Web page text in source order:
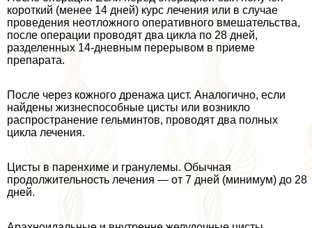
короткий (менее 14 дней) курс лечения или в случае
проведения неотложного оперативного вмешательства,
после операции проводят два цикла по 28 дней,
разделенных 14-дневным перерывом в приеме
препарата.
После через кожного дренажа цист. Аналогично, если
найдены жизнеспособные цисты или возникло
распространение гельминтов, проводят два полных
цикла лечения.
Цисты в паренхиме и гранулемы. Обычная
продолжительность лечения — от 7 дней (минимум) до 28
дней.